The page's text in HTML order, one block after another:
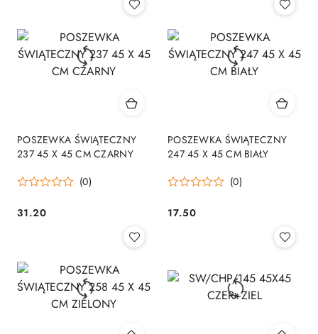
POSZEWKA ŚWIĄTECZNY
237 45 X 45 CM CZARNY
(0)
Cena:
31.20
POSZEWKA ŚWIĄTECZNY
247 45 X 45 CM BIAŁY
(0)
Cena:
17.50